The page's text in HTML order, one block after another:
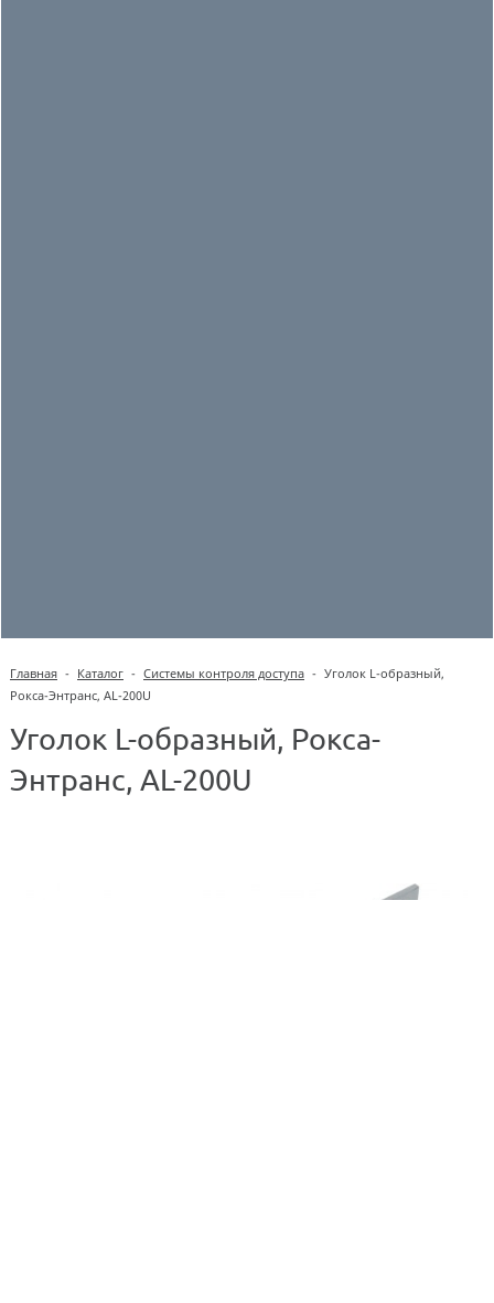
Главная - Каталог - Системы контроля доступа - Уголок L-образный,
Рокса-Энтранс, AL-200U
Уголок L-образный, Рокса-
Энтранс, AL-200U